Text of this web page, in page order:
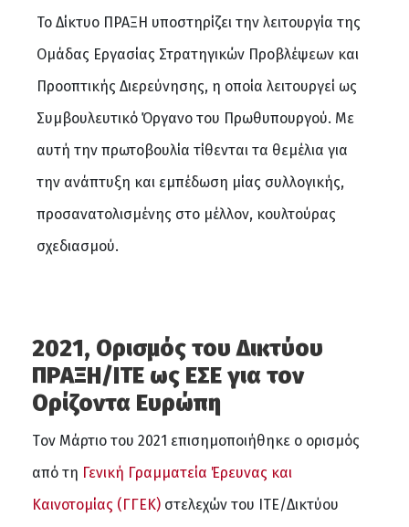
Το Δίκτυο ΠΡΑΞΗ υποστηρίζει την λειτουργία της
Ομάδας Εργασίας Στρατηγικών Προβλέψεων και
Προοπτικής Διερεύνησης, η οποία λειτουργεί ως
Συμβουλευτικό Όργανο του Πρωθυπουργού. Με
αυτή την πρωτοβουλία τίθενται τα θεμέλια για
την ανάπτυξη και εμπέδωση μίας συλλογικής,
προσανατολισμένης στο μέλλον, κουλτούρας
σχεδιασμού.
2021, Ορισμός του Δικτύου
ΠΡΑΞΗ/ΙΤΕ ως ΕΣΕ για τον
Ορίζοντα Ευρώπη
Tον Μάρτιο του 2021 επισημοποιήθηκε ο ορισμός
από τη Γενική Γραμματεία Έρευνας και
Καινοτομίας (ΓΓΕΚ) στελεχών του ΙΤΕ/Δικτύου